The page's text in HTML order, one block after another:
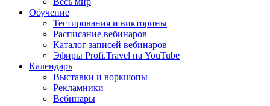
Обучение
Тестирования и викторины
Расписание вебинаров
Каталог записей вебинаров
Эфиры Profi.Travel на YouTube
Календарь
Выставки и воркшопы
Рекламники
Вебинары